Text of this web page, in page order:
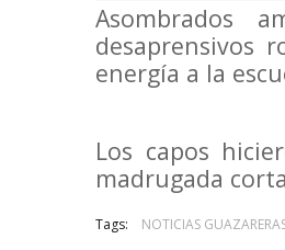
Asombrados
desaprensivos
energía a la
Los capos
madrugada
Tags: NOTICIAS